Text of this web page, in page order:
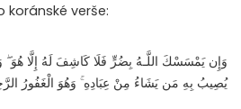
verše:
وَإِن يَمْسَسْكَ اللَّـهُ بِضُرٍّ فَلَا كَاشِفَ لَهُ إِلَّا هُوَ
يُصِيبُ بِهِ مَن يَشَاءُ مِنْ عِبَادِهِ ۚ وَهُوَ الْغَفُورُ